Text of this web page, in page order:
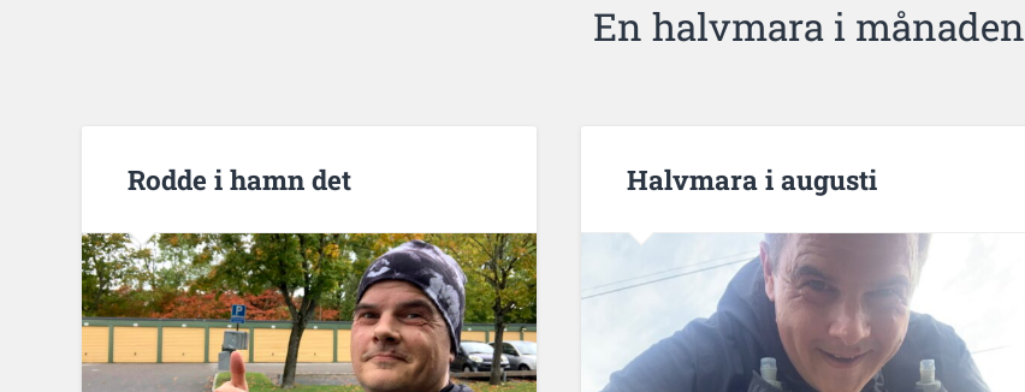
En halvmara i månaden
Rodde i hamn det Halvmara i augusti